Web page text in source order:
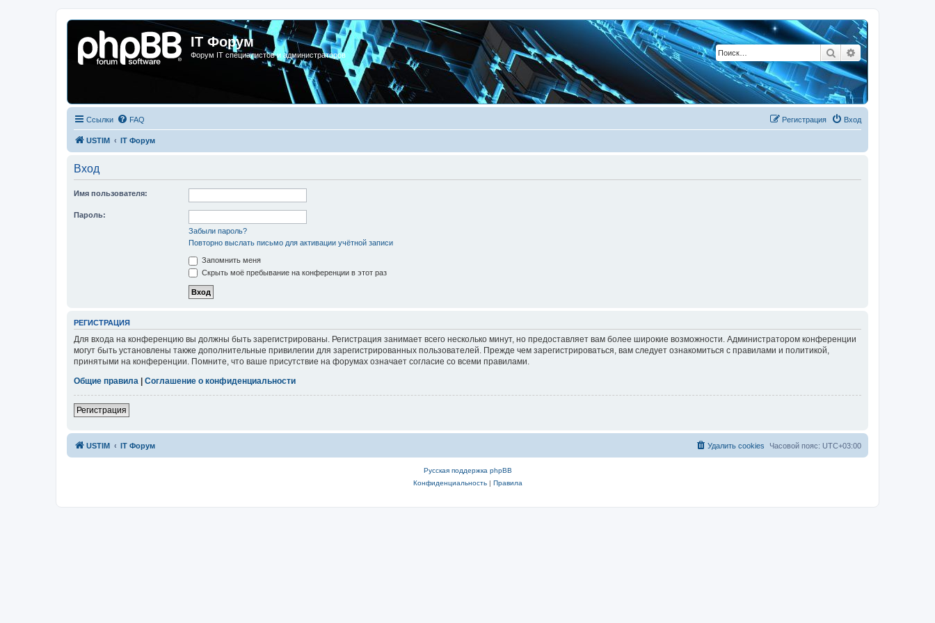
IT Форум
Форум IT специалистов и администраторов ПоискРасширенный
Ссылки FAQ Вход
Регистрация
USTIM IT Форум
Вход
Имя пользователя:
Пароль:
Забыли пароль?
Повторно выслать письмо для активации учётной записи
Запомнить меня
Скрыть моё пребывание на конференции в этот раз
РЕГИСТРАЦИЯ
Для входа на конференцию вы должны быть зарегистрированы. Регистрация занимает всего несколько минут, но предоставляет вам более широкие возможности. Администратором конференции
могут быть установлены также дополнительные привилегии для зарегистрированных пользователей. Прежде чем зарегистрироваться, вам следует ознакомиться с правилами и политикой,
принятыми на конференции. Помните, что ваше присутствие на форумах означает согласие со всеми правилами.
Общие правила | Соглашение о конфиденциальности
Регистрация
USTIM IT Форум Часовой пояс: UTC+03:00
Удалить cookies
Русская поддержка phpBB
Конфиденциальность| Правила